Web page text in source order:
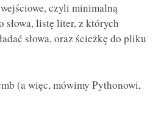
czyli minimalną
słowa, listę liter, z których
słowa, oraz ścieżkę do pliku
(a więc, mówimy Pythonowi,